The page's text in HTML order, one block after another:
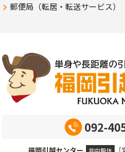
郵便局（転居・転送サービス）
092-
福岡引越センター 年中無休